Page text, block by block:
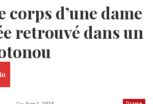
corps d’une dame
retrouvé dans un